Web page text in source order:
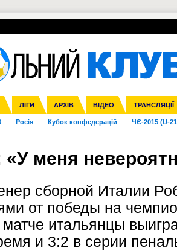
ЛІГИ АРХІВ ВІДЕО ТРАНСЛЯЦІЇ
Перша ліга Друга ліга Кубок України
Європи Міжнародні Ліга націй Ліга
Німеччина Франція Інші
Росія Кубок конфедерацій ЧЄ-2015 (U-
тур ВІЙНА УПЛ-ПЕРЕХОДИ
меня
сборной Италии
от победы на
итальянцы
и 3:2 в серии